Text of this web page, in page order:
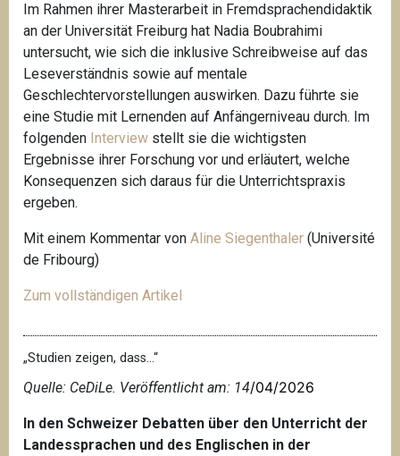
Im Rahmen ihrer Masterarbeit in Fremdsprachendidaktik
an der Universität Freiburg hat Nadia Boubrahimi
untersucht, wie sich die inklusive Schreibweise auf das
Leseverständnis sowie auf mentale
Geschlechtervorstellungen auswirken. Dazu führte sie
eine Studie mit Lernenden auf Anfängerniveau durch. Im
folgenden Interview stellt sie die wichtigsten
Ergebnisse ihrer Forschung vor und erläutert, welche
Konsequenzen sich daraus für die Unterrichtspraxis
ergeben.
Mit einem Kommentar von Aline Siegenthaler (Université
de Fribourg)
Zum vollständigen Artikel
„Studien zeigen, dass…“
Quelle: CeDiLe. Veröffentlicht am: 14/04/2026
In den Schweizer Debatten über den Unterricht der
Landessprachen und des Englischen in der